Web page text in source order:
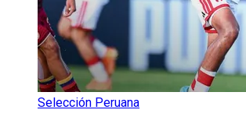
Selección Peruana